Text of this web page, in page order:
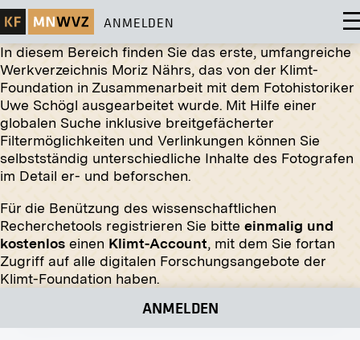
ANMELDEN
In diesem Bereich finden Sie das erste, umfangreiche
Werkverzeichnis Moriz Nährs, das von der Klimt-
Foundation in Zusammenarbeit mit dem Fotohistoriker
Uwe Schögl ausgearbeitet wurde. Mit Hilfe einer
globalen Suche inklusive breitgefächerter
Filtermöglichkeiten und Verlinkungen können Sie
selbstständig unterschiedliche Inhalte des Fotografen
im Detail er- und beforschen.
Für die Benützung des wissenschaftlichen
Recherchetools registrieren Sie bitte einmalig und
kostenlos einen Klimt-Account, mit dem Sie fortan
Zugriff auf alle digitalen Forschungsangebote der
Klimt-Foundation haben.
ANMELDEN
Original-Negativ
Grünes Lusthaus im Schlosspark Laxenburg
undatiert
Abzug